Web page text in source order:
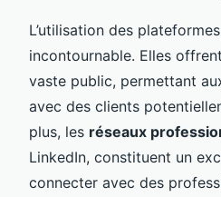
L’utilisation des
incontournable. Elles
vaste public, permettant
avec des clients
plus, les réseaux
LinkedIn, constituent un
connecter avec des